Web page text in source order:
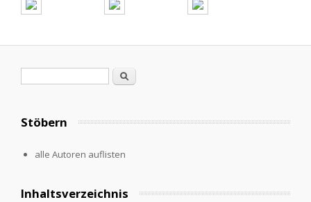
Search
Stöbern
alle Autoren auflisten
Inhaltsverzeichnis